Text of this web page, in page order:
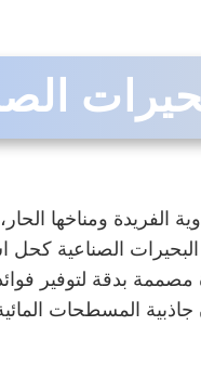
الفريدة ومناخها
الصناعية كحل
بدقة لتوفير
جاذبية المسطحات